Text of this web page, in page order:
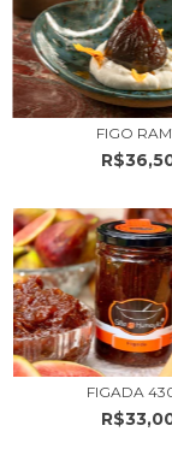
FIGO
FIGADA